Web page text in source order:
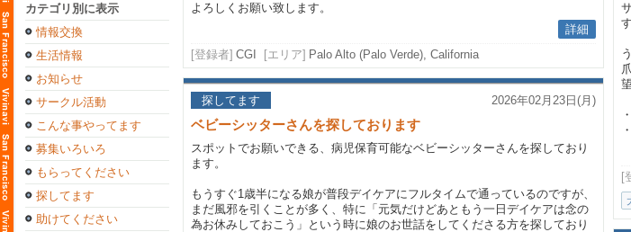
カテゴリ別に表示
情報交換
生活情報
お知らせ
サークル活動
こんな事やってます
募集いろいろ
もらってください
探してます
助けてください
よろしくお願い致します。
詳細
[登録者] CGI [エリア] Palo Alto (Palo Verde), California
探してます 2026年02月23日(月)
ベビーシッターさんを探しております
スポットでお願いできる、病児保育可能なベビーシッターさんを探しており
ます。
もうすぐ1歳半になる娘が普段デイケアにフルタイムで通っているのですが、
まだ風邪を引くことが多く、特に「元気だけどあともう一日デイケアは念の
為お休みしておこう」という時に娘のお世話をしてくださる方を探しており
[